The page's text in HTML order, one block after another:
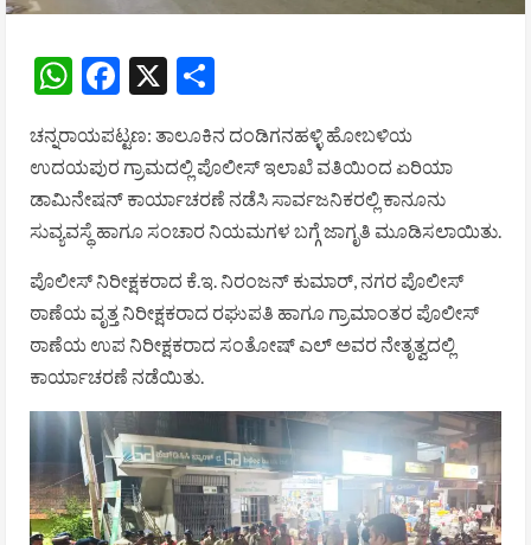
WhatsApp
Facebook
X
ಚನ್ನರಾಯಪಟ್ಟಣ: ತಾಲೂಕಿನ ದಂಡಿಗನಹಳ್ಳಿ ಹೋಬಳಿಯ
ಉದಯಪುರ ಗ್ರಾಮದಲ್ಲಿ ಪೊಲೀಸ್ ಇಲಾಖೆ ವತಿಯಿಂದ ಏರಿಯಾ
ಡಾಮಿನೇಷನ್ ಕಾರ್ಯಾಚರಣೆ ನಡೆಸಿ ಸಾರ್ವಜನಿಕರಲ್ಲಿ ಕಾನೂನು
ಸುವ್ಯವಸ್ಥೆ ಹಾಗೂ ಸಂಚಾರ ನಿಯಮಗಳ ಬಗ್ಗೆ ಜಾಗೃತಿ ಮೂಡಿಸಲಾಯಿತು.
ಪೊಲೀಸ್ ನಿರೀಕ್ಷಕರಾದ ಕೆ.ಇ. ನಿರಂಜನ್ ಕುಮಾರ್, ನಗರ ಪೊಲೀಸ್
ಠಾಣೆಯ ವೃತ್ತ ನಿರೀಕ್ಷಕರಾದ ರಘುಪತಿ ಹಾಗೂ ಗ್ರಾಮಾಂತರ ಪೊಲೀಸ್
ಠಾಣೆಯ ಉಪ ನಿರೀಕ್ಷಕರಾದ ಸಂತೋಷ್ ಎಲ್ ಅವರ ನೇತೃತ್ವದಲ್ಲಿ
ಕಾರ್ಯಾಚರಣೆ ನಡೆಯಿತು.